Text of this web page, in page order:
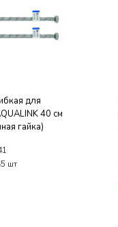
для
40 см
гайка)
шт